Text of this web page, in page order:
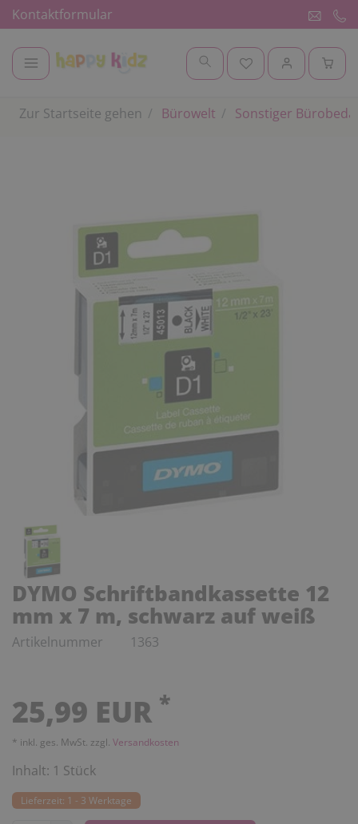
Kontaktformular
Zur Startseite gehen Bürowelt Sonstiger
DYMO Schriftbandkassette 12
mm x 7 m, schwarz auf weiß
Artikelnummer 1363
25,99 EUR *
* inkl. ges. MwSt. zzgl. Versandkosten
Inhalt: 1 Stück
Lieferzeit: 1 - 3 Werktage